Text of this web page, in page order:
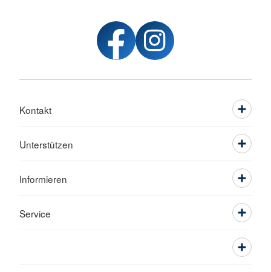
Kontakt
Unterstützen
Informieren
Service